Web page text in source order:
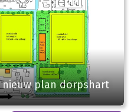
plan dorpshart